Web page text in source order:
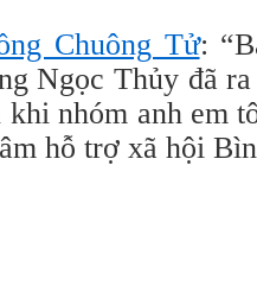
Chuông Tử:
Ngọc Thủy đã
khi nhóm anh em
hỗ trợ xã hội